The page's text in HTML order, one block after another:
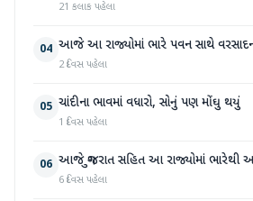
21 કલાક પહેલા
04 આજે આ રાજ્યોમાં ભારે પવન સાથે
2 દિવસ પહેલા
05 ચાંદીના ભાવમાં વધારો, સોનું પણ મોંઘુ થયું
1 દિવસ પહેલા
06 આજે ગુજરાત સહિત આ રાજ્યોમાં ભારેથી
6 દિવસ પહેલા